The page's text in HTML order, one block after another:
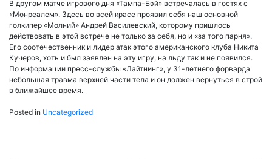
В другом матче игрового дня «Тампа-Бэй» встречалась в гостях с
«Монреалем». Здесь во всей красе проявил себя наш основной
голкипер «Молний» Андрей Василевский, которому пришлось
действовать в этой встрече не только за себя, но и «за того парня».
Его соотечественник и лидер атак этого американского клуба Никита
Кучеров, хоть и был заявлен на эту игру, на льду так и не появился.
По информации пресс-службы «Лайтнинг», у 31-летнего форварда
небольшая травма верхней части тела и он должен вернуться в строй
в ближайшее время.
Posted in Uncategorized